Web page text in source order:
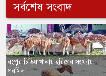
সর্বশেষ সংবাদ
রংপুর চিড়িয়াখানায় হরিণের সংখ্যায়
গরমিল